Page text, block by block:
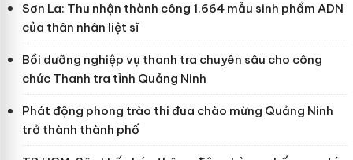
Sơn La: Thu nhận thành công 1.664 mẫu sinh phẩm ADN
của thân nhân liệt sĩ
Bồi dưỡng nghiệp vụ thanh tra chuyên sâu cho công
chức Thanh tra tỉnh Quảng Ninh
Phát động phong trào thi đua chào mừng Quảng Ninh
trở thành thành phố